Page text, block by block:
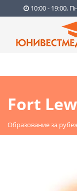
10:00 - 19:00,
Fort
Образование за